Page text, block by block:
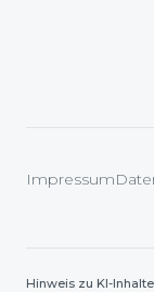
Impressum
Hinweis zu KI-